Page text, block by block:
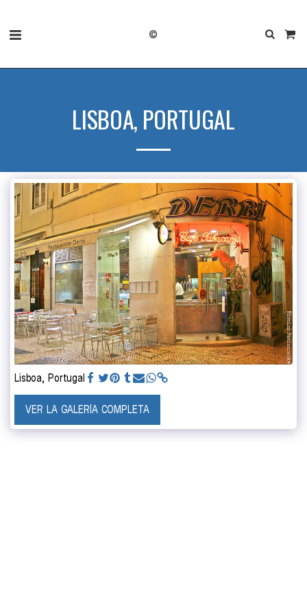
©
LISBOA, PORTUGAL
Lisboa, Portugal
VER LA GALERÍA COMPLETA